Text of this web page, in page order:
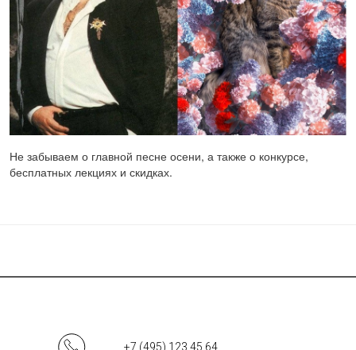
Не забываем о главной песне осени, а также о конкурсе,
бесплатных лекциях и скидках.
+7 (495) 123 45 64